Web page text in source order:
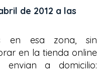
de 2012 a las
en esa zona, sin
en la tienda online
a domicilio: